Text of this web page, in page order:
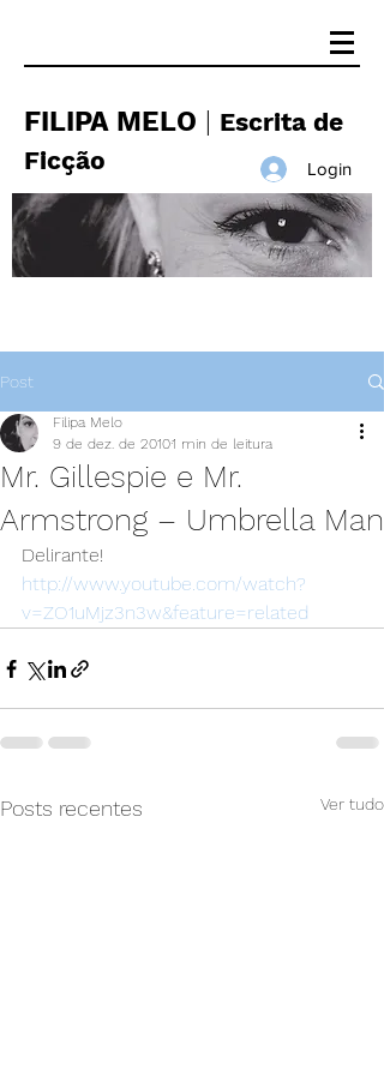
FILIPA MELO
Escrita de
Ficção
Login
Post
Mr. Gillespie e Mr.
Armstrong – Umbrella Man
Filipa Melo
9 de dez. de 20101 min de leitura
Delirante!
http://www.youtube.com/watch?
v=ZO1uMjz3n3w&feature=related
Posts recentes Ver tudo